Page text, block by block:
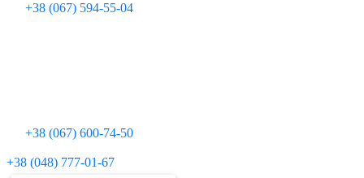
+38 (067) 594-55-04
+38 (067) 600-74-50
+38 (048) 777-01-67